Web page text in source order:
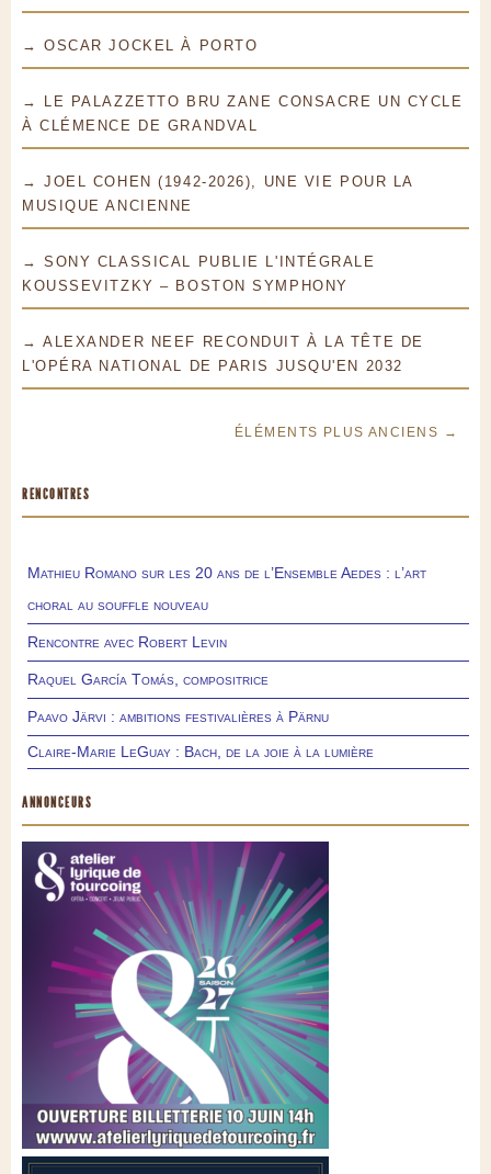
→ OSCAR JOCKEL À PORTO
→ LE PALAZZETTO BRU ZANE CONSACRE UN CYCLE
À CLÉMENCE DE GRANDVAL
→ JOEL COHEN (1942-2026), UNE VIE POUR LA
MUSIQUE ANCIENNE
→ SONY CLASSICAL PUBLIE L'INTÉGRALE
KOUSSEVITZKY – BOSTON SYMPHONY
→ ALEXANDER NEEF RECONDUIT À LA TÊTE DE
L'OPÉRA NATIONAL DE PARIS JUSQU'EN 2032
ÉLÉMENTS PLUS ANCIENS →
RENCONTRES
Mathieu Romano sur les 20 ans de l’Ensemble Aedes : l’art
choral au souffle nouveau
Rencontre avec Robert Levin
Raquel García Tomás, compositrice
Paavo Järvi : ambitions festivalières à Pärnu
Claire-Marie LeGuay : Bach, de la joie à la lumière
ANNONCEURS